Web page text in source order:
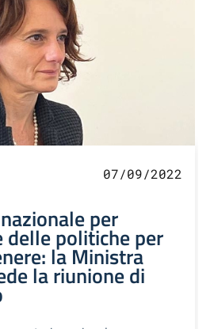
07/09/2022
per
delle politiche per
la Ministra
la riunione di